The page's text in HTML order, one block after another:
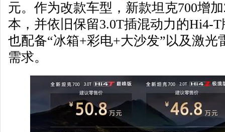
元。作为改款车型，新款坦克700增
本，并依旧保留3.0T插混动力的Hi4-
也配备“冰箱+彩电+大沙发”以及激
需求。